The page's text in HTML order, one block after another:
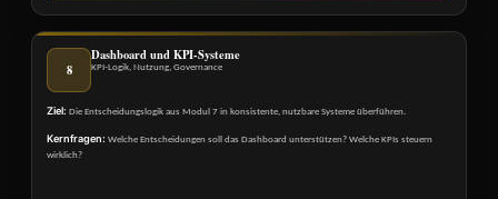
8
Dashboard und KPI-Systeme
KPI-Logik, Nutzung, Governance
Ziel: Die Entscheidungslogik aus Modul 7 in konsistente, nutzbare Systeme überführen.
Kernfragen: Welche Entscheidungen soll das Dashboard unterstützen? Welche KPIs steuern
wirklich?